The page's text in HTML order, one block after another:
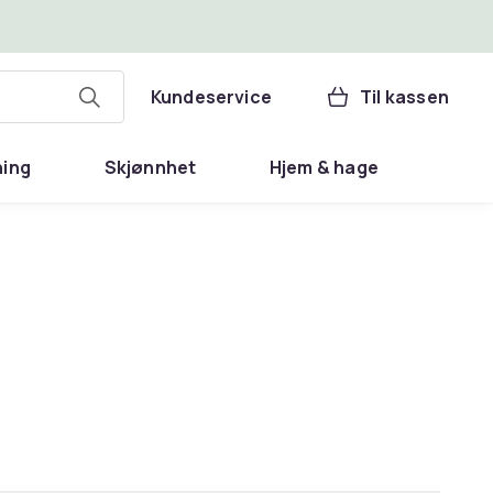
Kundeservice Til kassen
Skjønnhet Hjem & hage